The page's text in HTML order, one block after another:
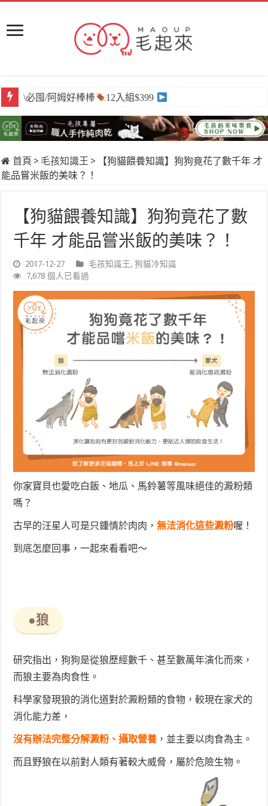
\必囤/阿姆好棒棒 12入組$399
首頁 > 毛孩知識王 >
【狗貓餵養知識】狗狗竟花了數千年 才
能品嘗米飯的美味？！
【狗貓餵養知識】狗狗竟花了數
千年 才能品嘗米飯的美味？！
2017-12-27 毛孩知識王,狗貓冷知識
7,678 個人已看過
你家寶貝也愛吃白飯、地瓜、馬鈴薯等風味絕佳的澱粉類
嗎？
古早的汪星人可是只鍾情於肉肉，無法消化這些澱粉喔！
到底怎麼回事，一起來看看吧～
●狼
研究指出，狗狗是從狼歷經數千、甚至數萬年演化而來，
而狼主要為肉食性。
科學家發現狼的消化道對於澱粉類的食物，較現在家犬的
消化能力差，
沒有辦法完整分解澱粉、攝取營養 ，並主要以肉食為主。
而且野狼在以前對人類有著較大威脅，屬於危險生物。